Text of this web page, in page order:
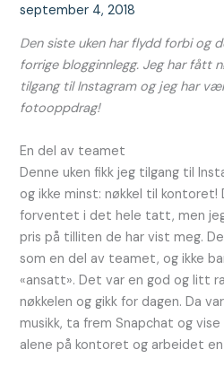
september 4, 2018
Den siste uken har flydd forbi og
forrige blogginnlegg. Jeg har fått
tilgang til Instagram og jeg har
fotooppdrag!
En del av teamet
Denne uken fikk jeg tilgang til
og ikke minst: nøkkel til kontoret!
forventet i det hele tatt, men
pris på tilliten de har vist meg.
som en del av teamet, og ikke
«ansatt». Det var en god og litt
nøkkelen og gikk for dagen. Da
musikk, ta frem Snapchat og
alene på kontoret og arbeidet en